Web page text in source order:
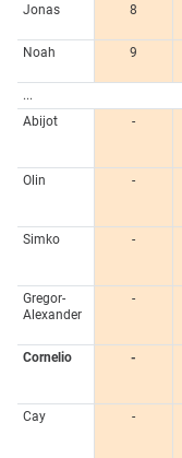
Jonas
8
Noah
9
...
Abijot
-
Olin
-
Simko
-
Gregor-
Alexander
-
Cornelio
-
Cay
-